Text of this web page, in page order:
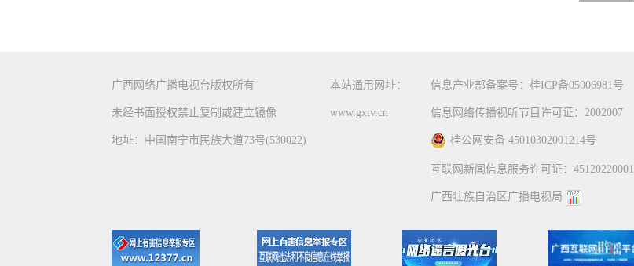
广西网络广播电视台版权所有
未经书面授权禁止复制或建立镜像
地址：中国南宁市民族大道73号(530022)
本站通用网址：
www.gxtv.cn
信息产业部备案号：桂ICP备05006981号
信息网络传播视听节目许可证：2002007
桂公网安备 45010302001214号
互联网新闻信息服务许可证：45120220001
广西壮族自治区广播电视局